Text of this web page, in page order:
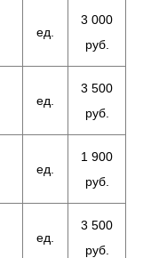
ед.
3 000
руб.
ед.
3 500
руб.
ед.
1 900
руб.
ед.
3 500
руб.